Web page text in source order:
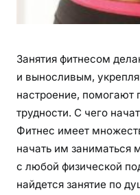
Занятия фитнесом
и выносливым,
настроение, помогают
трудности. С чего
Фитнес имеет
начать им заниматься
с любой физической
найдется занятие по